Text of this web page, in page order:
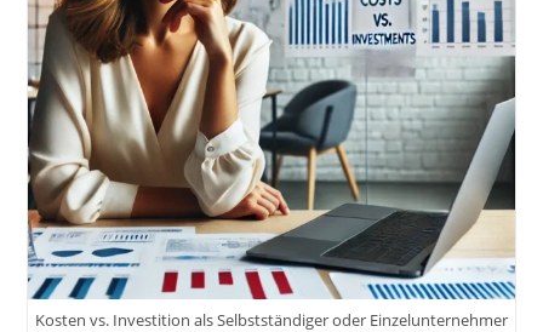
Selbstständiger
Oder
Einzelunternehmer
Inkl.
17
Praxisnahe
Tipps
Und
Kosten vs. Investition als Selbstständiger oder Einzelunternehmer